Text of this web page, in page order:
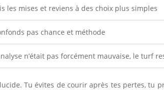
les mises et reviens à des choix plus simples
pas chance et méthode
n’était pas forcément mauvaise, le turf
Tu évites de courir après tes pertes,